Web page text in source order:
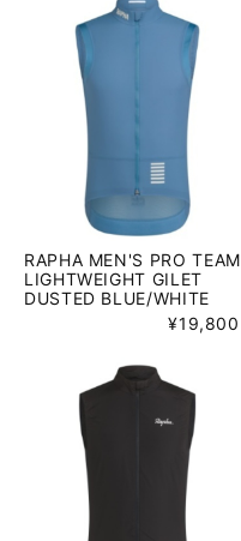
RAPHA MEN'S PRO TEAM
LIGHTWEIGHT GILET
DUSTED BLUE/WHITE
¥19,800